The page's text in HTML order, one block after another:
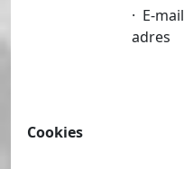
· E-mail
adres
Cookies